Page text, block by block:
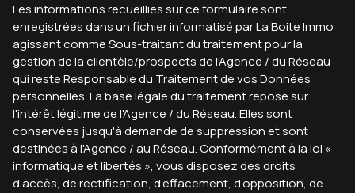
Les informations recueillies sur ce formulaire sont
enregistrées dans un fichier informatisé par La Boite Immo
agissant comme Sous-traitant du traitement pour la
gestion de la clientèle/prospects de l'Agence / du Réseau
qui reste Responsable du Traitement de vos Données
personnelles. La base légale du traitement repose sur
l'intérêt légitime de l'Agence / du Réseau. Elles sont
conservées jusqu'à demande de suppression et sont
destinées à l'Agence / au Réseau. Conformément à la loi «
informatique et libertés », vous disposez des droits
d’accès, de rectification, d’effacement, d’opposition, de